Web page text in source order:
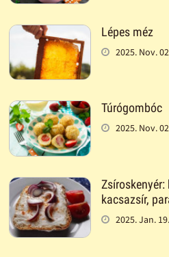
Lépes méz
2025. Nov.
Túrógombóc
2025. Nov.
Zsíroskenyér:
kacsazsír,
2025. Jan. 19.